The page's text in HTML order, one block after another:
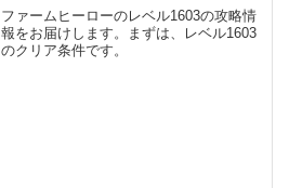
ファームヒーローのレベル1603の攻略情
報をお届けします。まずは、レベル1603
のクリア条件です。